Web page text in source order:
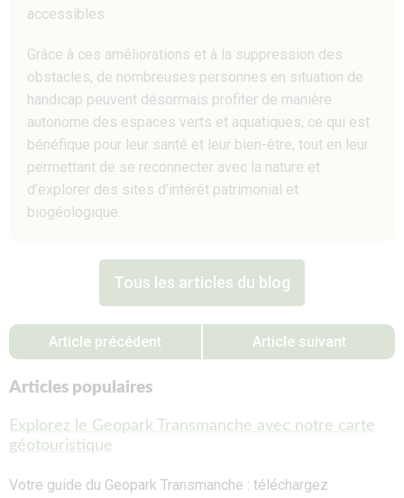
accessibles.
Grâce à ces améliorations et à la suppression des
obstacles, de nombreuses personnes en situation de
handicap peuvent désormais profiter de manière
autonome des espaces verts et aquatiques, ce qui est
bénéfique pour leur santé et leur bien-être, tout en leur
permettant de se reconnecter avec la nature et
d’explorer des sites d’intérêt patrimonial et
biogéologique.
Tous les articles du blog
Article précédent Article suivant
Articles populaires
Explorez le Geopark Transmanche avec notre carte
géotouristique
Votre guide du Geopark Transmanche : téléchargez